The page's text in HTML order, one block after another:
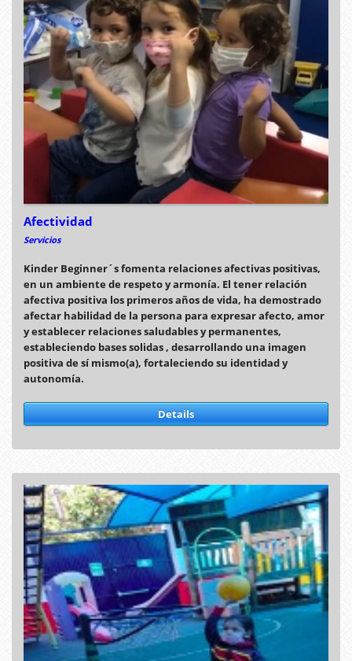
Afectividad
Servicios
Kinder Beginner´s fomenta relaciones afectivas positivas,
en un ambiente de respeto y armonía. El tener relación
afectiva positiva los primeros años de vida, ha demostrado
afectar habilidad de la persona para expresar afecto, amor
y establecer relaciones saludables y permanentes,
estableciendo bases solidas , desarrollando una imagen
positiva de sí mismo(a), fortaleciendo su identidad y
autonomía.
Details